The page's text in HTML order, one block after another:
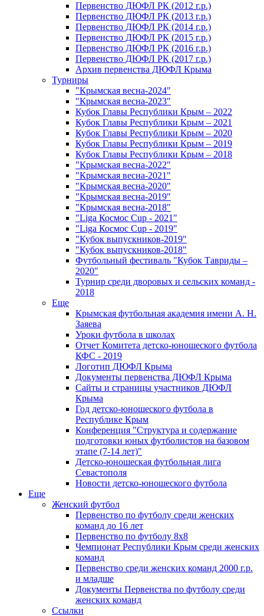
Первенство ДЮФЛ РК (2012 г.р.)
Первенство ДЮФЛ РК (2013 г.р.)
Первенство ДЮФЛ РК (2014 г.р.)
Первенство ДЮФЛ РК (2015 г.р.)
Первенство ДЮФЛ РК (2016 г.р.)
Первенство ДЮФЛ РК (2017 г.р.)
Архив первенства ДЮФЛ Крыма
Турниры
"Крымская весна-2024"
"Крымская весна-2023"
Кубок Главы Республики Крым – 2022
Кубок Главы Республики Крым – 2021
Кубок Главы Республики Крым – 2020
Кубок Главы Республики Крым – 2019
Кубок Главы Республики Крым – 2018
"Крымская весна-2022"
"Крымская весна-2021"
"Крымская весна-2020"
"Крымская весна-2019"
"Крымская весна-2018"
"Liga Космос Cup - 2021"
"Liga Космос Cup - 2019"
"Кубок выпускников-2019"
"Кубок выпускников-2018"
Футбольный фестиваль "Кубок Тавриды –
2020"
Турнир среди дворовых и сельских команд -
2018
Еще
Крымская футбольная академия имени А. Н.
Заяева
Уроки футбола в школах
Отчет Комитета детско-юношеского футбола
КФС - 2019
Логотип ДЮФЛ Крыма
Документы первенства ДЮФЛ Крыма
Сайты и страницы участников ДЮФЛ
Крыма
Год детско-юношеского футбола в
Республике Крым
Конференция "Структура и содержание
подготовки юных футболистов на базовом
этапе (7-14 лет)"
Детско-юношеская футбольная лига
Севастополя
Новости детско-юношеского футбола
Еще
Женский футбол
Первенство по футболу среди женских
команд до 16 лет
Первенство по футболу 8х8
Чемпионат Республики Крым среди женских
команд
Первенство среди женских команд 2000 г.р.
и младше
Документы Первенства по футболу среди
женских команд
Ссылки